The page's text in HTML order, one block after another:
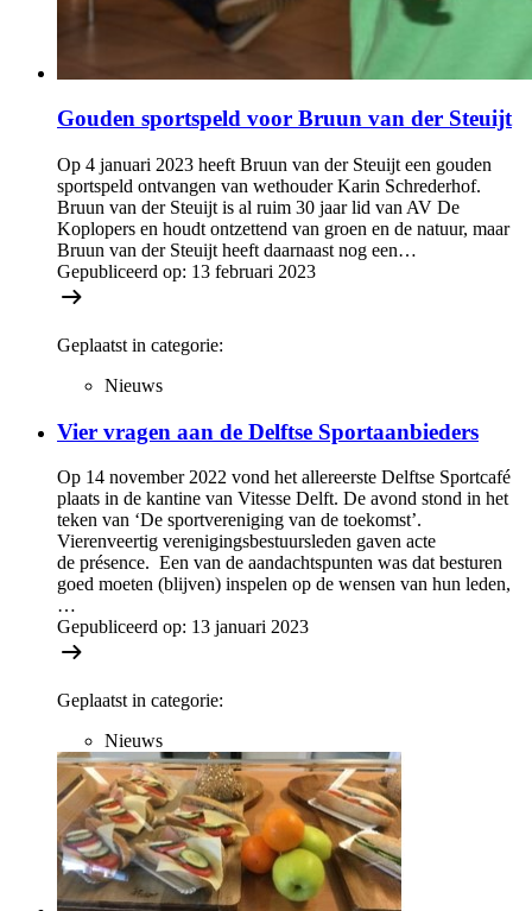
Gouden sportspeld voor Bruun van der Steuijt
Op 4 januari 2023 heeft Bruun van der Steuijt een gouden
sportspeld ontvangen van wethouder Karin Schrederhof.
Bruun van der Steuijt is al ruim 30 jaar lid van AV De
Koplopers en houdt ontzettend van groen en de natuur, maar
Bruun van der Steuijt heeft daarnaast nog een…
Gepubliceerd op: 13 februari 2023
Geplaatst in categorie:
Nieuws
Vier vragen aan de Delftse Sportaanbieders
Op 14 november 2022 vond het allereerste Delftse Sportcafé
plaats in de kantine van Vitesse Delft. De avond stond in het
teken van ‘De sportvereniging van de toekomst’.
Vierenveertig verenigingsbestuursleden gaven acte
de présence. Een van de aandachtspunten was dat besturen
goed moeten (blijven) inspelen op de wensen van hun leden,
…
Gepubliceerd op: 13 januari 2023
Geplaatst in categorie:
Nieuws